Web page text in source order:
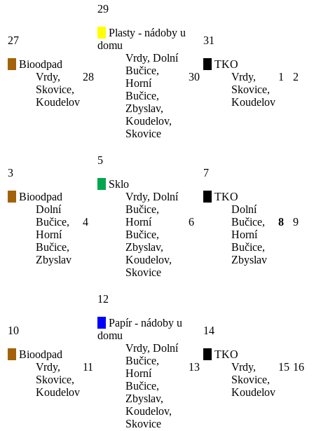
27
Bioodpad
Vrdy,
Skovice,
Koudelov
28
29
Plasty - nádoby u
domu
Vrdy, Dolní
Bučice,
Horní
Bučice,
Zbyslav,
Koudelov,
Skovice
30
31
TKO
Vrdy,
Skovice,
Koudelov
1 2
3
Bioodpad
Dolní
Bučice,
Horní
Bučice,
Zbyslav
4
5
Sklo
Vrdy, Dolní
Bučice,
Horní
Bučice,
Zbyslav,
Koudelov,
Skovice
6
7
TKO
Dolní
Bučice,
Horní
Bučice,
Zbyslav
8 9
10
Bioodpad
Vrdy,
Skovice,
Koudelov
11
12
Papír - nádoby u
domu
Vrdy, Dolní
Bučice,
Horní
Bučice,
Zbyslav,
Koudelov,
Skovice
13
14
TKO
Vrdy,
Skovice,
Koudelov
15 16